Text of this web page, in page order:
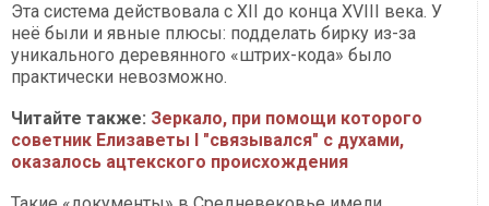
Эта система действовала с XII до конца XVIII века. У
неё были и явные плюсы: подделать бирку из-за
уникального деревянного «штрих-кода» было
практически невозможно.
Читайте также: Зеркало, при помощи которого
советник Елизаветы I "связывался" с духами,
оказалось ацтекского происхождения